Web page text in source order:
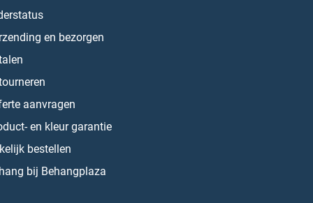
en bezorgen
aanvragen
en kleur garantie
bestellen
bij Behangplaza